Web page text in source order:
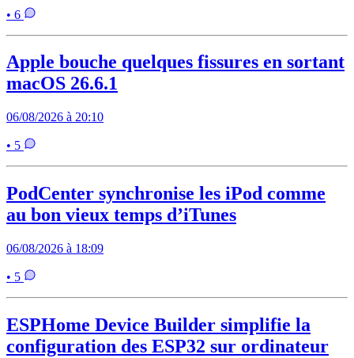
• 6
Apple bouche quelques fissures en sortant
macOS 26.6.1
06/08/2026 à 20:10
• 5
PodCenter synchronise les iPod comme
au bon vieux temps d’iTunes
06/08/2026 à 18:09
• 5
ESPHome Device Builder simplifie la
configuration des ESP32 sur ordinateur